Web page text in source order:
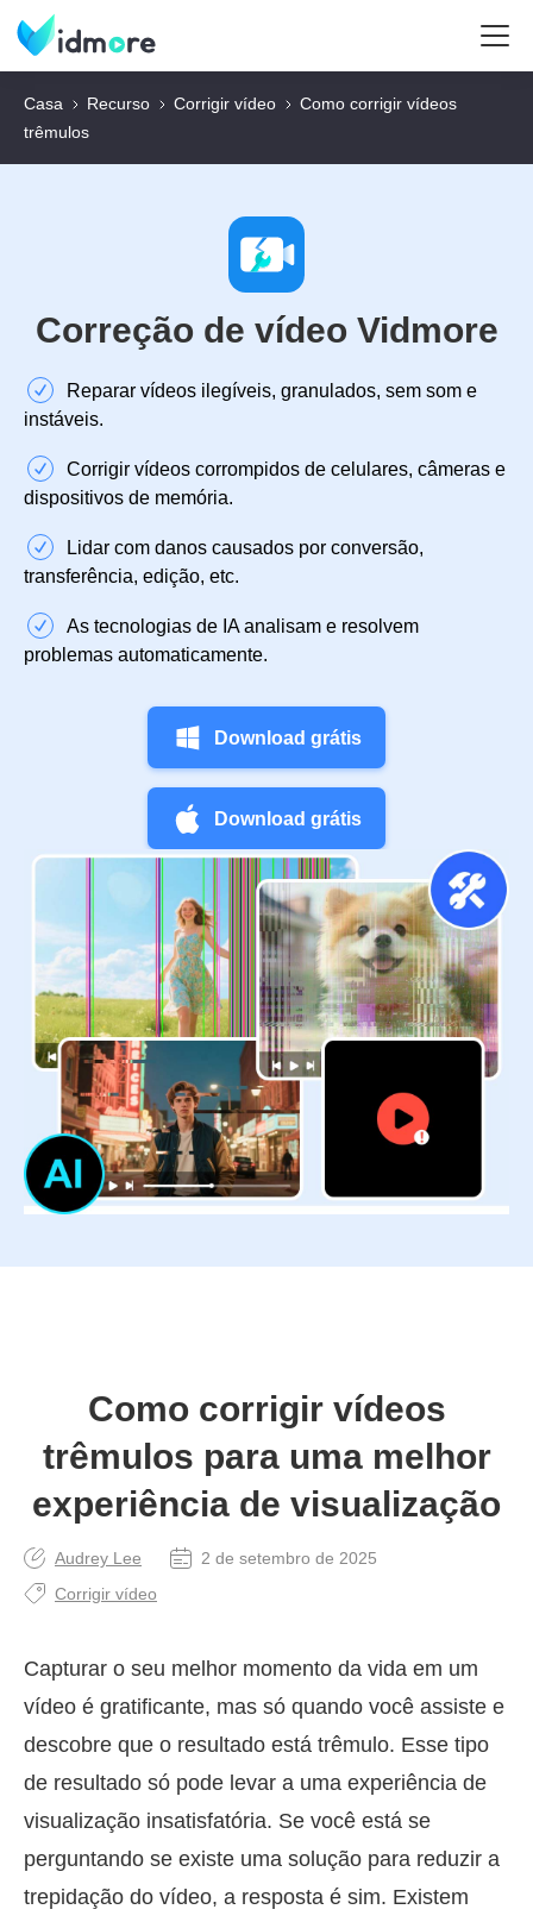
Casa Recurso Corrigir vídeo
Como corrigir vídeos
trêmulos
Correção de vídeo Vidmore
Reparar vídeos ilegíveis, granulados, sem som e
instáveis.
Corrigir vídeos corrompidos de celulares, câmeras e
dispositivos de memória.
Lidar com danos causados por conversão,
transferência, edição, etc.
As tecnologias de IA analisam e resolvem
problemas automaticamente.
Download grátis
Download grátis
Como corrigir vídeos
trêmulos para uma melhor
experiência de visualização
Audrey Lee
2 de setembro de 2025
Corrigir vídeo
Capturar o seu melhor momento da vida em um
vídeo é gratificante, mas só quando você assiste e
descobre que o resultado está trêmulo. Esse tipo
de resultado só pode levar a uma experiência de
visualização insatisfatória. Se você está se
perguntando se existe uma solução para reduzir a
trepidação do vídeo, a resposta é sim. Existem